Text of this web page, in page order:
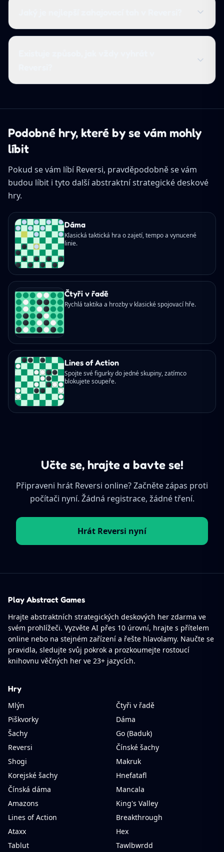
Podobné hry, které by se vám mohly
líbit
Pokud se vám líbí Reversi, pravděpodobně se vám
budou líbit i tyto další abstraktní strategické deskové
hry.
Dáma
Klasická taktická hra o zajetí, tempo a vynucené
linie.
Čtyři v řadě
Rychlá taktika a hrozby v klasické spojovací hře.
Lines of Action
Spojte své figurky do jedné skupiny, zatímco
blokujete soupeře.
Učte se, hrajte a bavte se!
Připraveni hrát Reversi online? Začněte zápas proti
počítači nyní. Žádná registrace, žádné tření.
Hrát Reversi nyní
Play Abstract Games
Hrajte abstraktních strategických deskových her zdarma ve
svém prohlížeči. Vyzvěte AI přes 10 úrovní, hrajte s přítelem
online nebo na stejném zařízení a řešte hlavolamy. Naučte se
pravidla, sledujte svůj pokrok a prozkoumejte rostoucí
knihovnu věčných her ve 23+ jazycích.
Hry
Mlýn
Čtyři v řadě
Piškvorky
Dáma
Šachy
Go (Baduk)
Reversi
Čínské šachy
Shogi
Makruk
Korejské šachy
Hnefatafl
Čínská dáma
Mancala
Amazons
King's Valley
Lines of Action
Breakthrough
Ataxx
Hex
Tablut
Tawlbwrdd